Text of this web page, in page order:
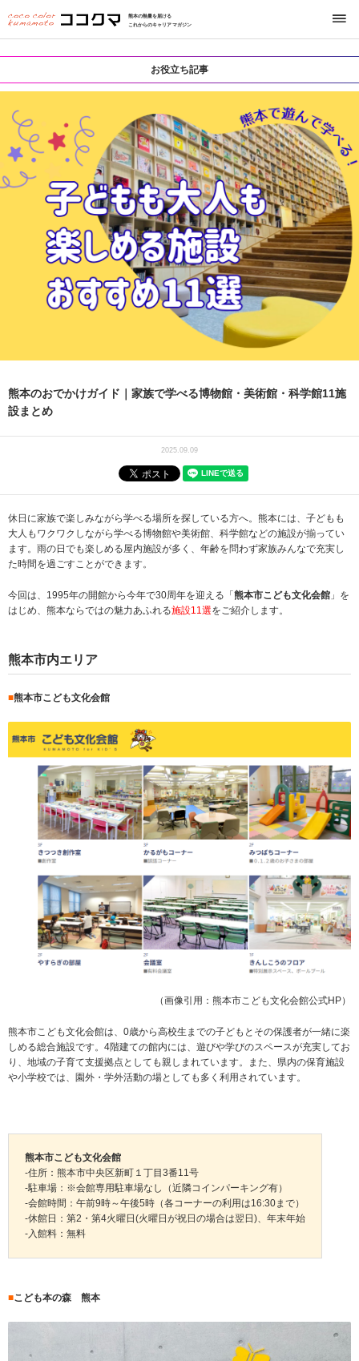
熊本の熱量を届ける
これからのキャリアマガジン
お役立ち記事
熊本のおでかけガイド｜家族で学べる博物館・美術館・科学館11施
設まとめ
2025.09.09
休日に家族で楽しみながら学べる場所を探している方へ。熊本には、子どもも
大人もワクワクしながら学べる博物館や美術館、科学館などの施設が揃ってい
ます。雨の日でも楽しめる屋内施設が多く、年齢を問わず家族みんなで充実し
た時間を過ごすことができます。
今回は、1995年の開館から今年で30周年を迎える「 熊本市こども文化会館 」を
はじめ、熊本ならではの魅力あふれる施設11選をご紹介します。
熊本市内エリア
■熊本市こども文化会館
（画像引用：熊本市こども文化会館公式HP）
熊本市こども文化会館は、0歳から高校生までの子どもとその保護者が一緒に楽
しめる総合施設です。4階建ての館内には、遊びや学びのスペースが充実してお
り、地域の子育て支援拠点としても親しまれています。また、県内の保育施設
や小学校では、園外・学外活動の場としても多く利用されています。
熊本市こども文化会館
-住所：熊本市中央区新町１丁目3番11号
-駐車場：※会館専用駐車場なし（近隣コインパーキング有）
-会館時間：午前9時～午後5時（各コーナーの利用は16:30まで）
-休館日：第2・第4火曜日(火曜日が祝日の場合は翌日)、年末年始
-入館料：無料
■こども本の森 熊本